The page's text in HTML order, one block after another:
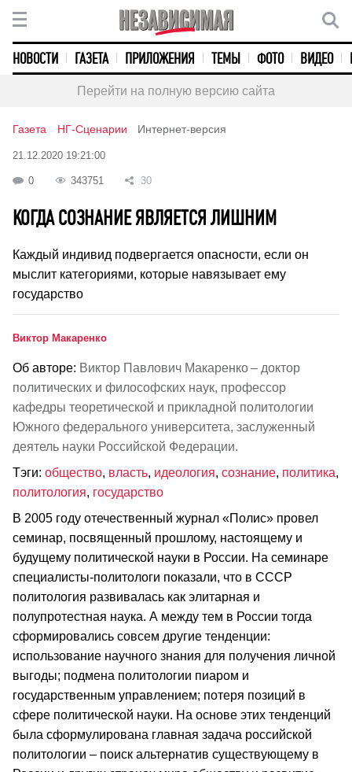
НОВОСТИ ГАЗЕТА ПРИЛОЖЕНИЯ ТЕМЫ ФОТО ВИДЕО
Перейти на полную версию сайта
Газета НГ-Сценарии Интернет-версия
21.12.2020 19:21:00
0 343751 30
КОГДА СОЗНАНИЕ ЯВЛЯЕТСЯ ЛИШНИМ
Каждый индивид подвергается опасности, если он
мыслит категориями, которые навязывает ему
государство
Виктор Макаренко
Об авторе: Виктор Павлович Макаренко – доктор
политических и философских наук, профессор
кафедры теоретической и прикладной политологии
Южного федерального университета, заслуженный
деятель науки Российской Федерации.
Тэги: общество, власть, идеология, сознание, политика,
политология, государство
В 2005 году отечественный журнал «Полис» провел
семинар, посвященный прошлому, настоящему и
будущему политической науки в России. На семинаре
специалисты-политологи показали, что в СССР
политология развивалась как элитарная и
полупротестная наука. А между тем в России тогда
сформировались совсем другие тенденции:
использование научного знания для получения личной
выгоды; подмена политологии пиаром и
государственным управлением; потеря позиций в
сфере политической науки. На основе этих тенденций
была сформулирована главная задача российской
политологии – поиск альтернатив существующему в